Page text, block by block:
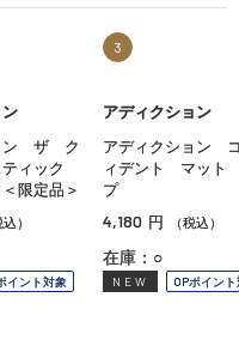
ン ザ ク
ィック
限定品＞
込）
イント対象
3
アディクション
アディクション
ィデント マット
プ
4,180 円 （税込）
在庫：○
NEW OPポイン